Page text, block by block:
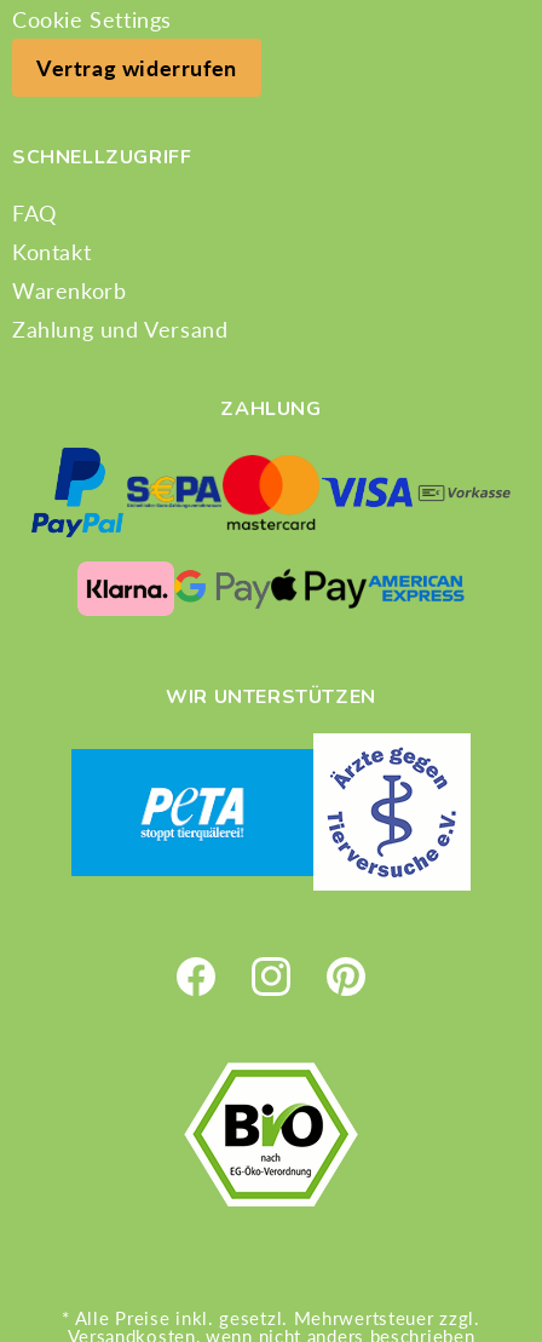
Cookie Settings
Vertrag widerrufen
SCHNELLZUGRIFF
FAQ
Kontakt
Warenkorb
Zahlung und Versand
ZAHLUNG
WIR UNTERSTÜTZEN
FacebookInstagramPinterest
* Alle Preise inkl. gesetzl. Mehrwertsteuer zzgl.
Versandkosten, wenn nicht anders beschrieben